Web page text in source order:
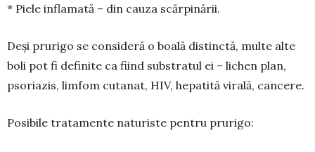
* Piele inflamată – din cauza scărpinării.
Deși prurigo se consideră o boală distinctă, multe alte
boli pot fi definite ca fiind substratul ei – lichen plan,
psoriazis, limfom cutanat, HIV, hepatită virală, cancere.
Posibile tratamente naturiste pentru prurigo: